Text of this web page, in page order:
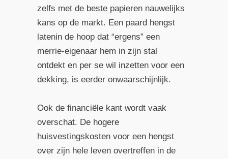
zelfs met de beste papieren nauwelijks
kans op de markt. Een paard hengst
latenin de hoop dat “ergens” een
merrie-eigenaar hem in zijn stal
ontdekt en per se wil inzetten voor een
dekking, is eerder onwaarschijnlijk.
Ook de financiële kant wordt vaak
overschat. De hogere
huisvestingskosten voor een hengst
over zijn hele leven overtreffen in de